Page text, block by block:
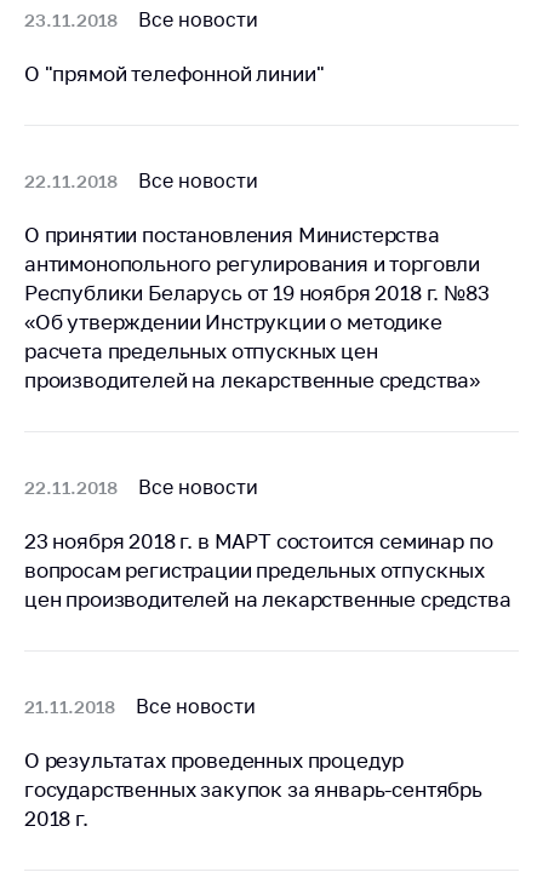
Регулирование
деятельности
Применение мер
регулирования
Биржевая торговля
Выставочная
деятельность в
Республике
данных
Новости
Обратиться в МАРТ
Прямaя телефоннaя
Горячая линия
Электронные
23.11.2018 Все новости
О "прямой телефонной линии"
22.11.2018 Все новости
О принятии постановления Министерства
антимонопольного регулирования и торговли
Республики Беларусь от 19 ноября 2018 г. №83
«Об утверждении Инструкции о методике
расчета предельных отпускных цен
производителей на лекарственные средства»
22.11.2018 Все новости
23 ноября 2018 г. в МАРТ состоится семинар по
вопросам регистрации предельных отпускных
цен производителей на лекарственные средства
21.11.2018 Все новости
О результатах проведенных процедур
государственных закупок за январь-сентябрь
2018 г.